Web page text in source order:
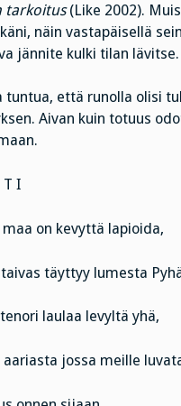
tarkoitus(Like 2002).
näin vastapäisellä
jännite kulki tilan lävitse.
tuntua, että runolla olisi
Aivan kuin totuus
T I
maa on kevyttä lapioida,
täyttyy lumesta
laulaa levyltä yhä,
aariasta jossa meille